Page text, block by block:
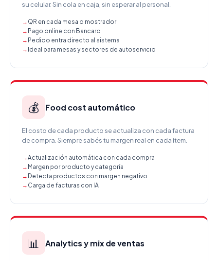
su celular. Sin cola en caja, sin esperar al personal.
QR en cada mesa o mostrador
Pago online con Bancard
Pedido entra directo al sistema
Ideal para mesas y sectores de autoservicio
💰 Food cost automático
El costo de cada producto se actualiza con cada factura
de compra. Siempre sabés tu margen real en cada ítem.
Actualización automática con cada compra
Margen por producto y categoría
Detecta productos con margen negativo
Carga de facturas con IA
📊 Analytics y mix de ventas